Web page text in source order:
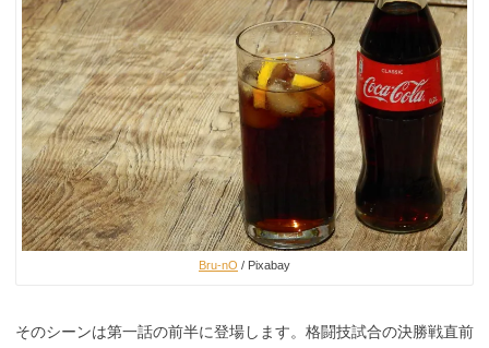
Bru-nO / Pixabay
そのシーンは第一話の前半に登場します。格闘技試合の決勝戦直前